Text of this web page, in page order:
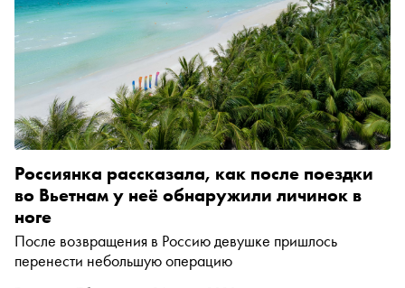
Россиянка рассказала, как после поездки
во Вьетнам у неё обнаружили личинок в
ноге
После возвращения в Россию девушке пришлось
перенести небольшую операцию